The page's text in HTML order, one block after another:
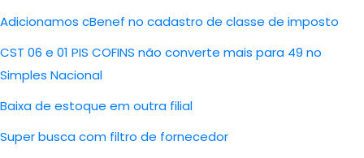
Adicionamos cBenef no cadastro de classe de imposto
CST 06 e 01 PIS COFINS não converte mais para 49 no
Simples Nacional
Baixa de estoque em outra filial
Super busca com filtro de fornecedor